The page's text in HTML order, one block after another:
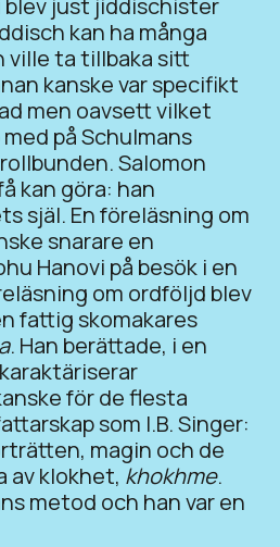
blev just jiddischister
kan ha många
ville ta tillbaka sitt
kanske var specifikt
men oavsett vilket
på Schulmans
Salomon
kan göra: han
själ. En föreläsning om
snarare en
Hanovi på besök i en
om ordföljd blev
fattig skomakares
. Han berättade, i en
för de flesta
som I.B. Singer:
magin och de
av klokhet, khokhme.
metod och han var en